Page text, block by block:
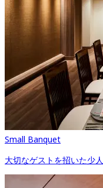
Small Banquet
大切なゲストを招いた少